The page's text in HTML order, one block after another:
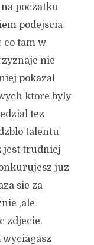
poczatku
podejscia
co tam w
nie
pokazal
ktore byly
tez
talentu
jest trudniej
juz
sie za
,ale
zdjecie.
wyciagasz